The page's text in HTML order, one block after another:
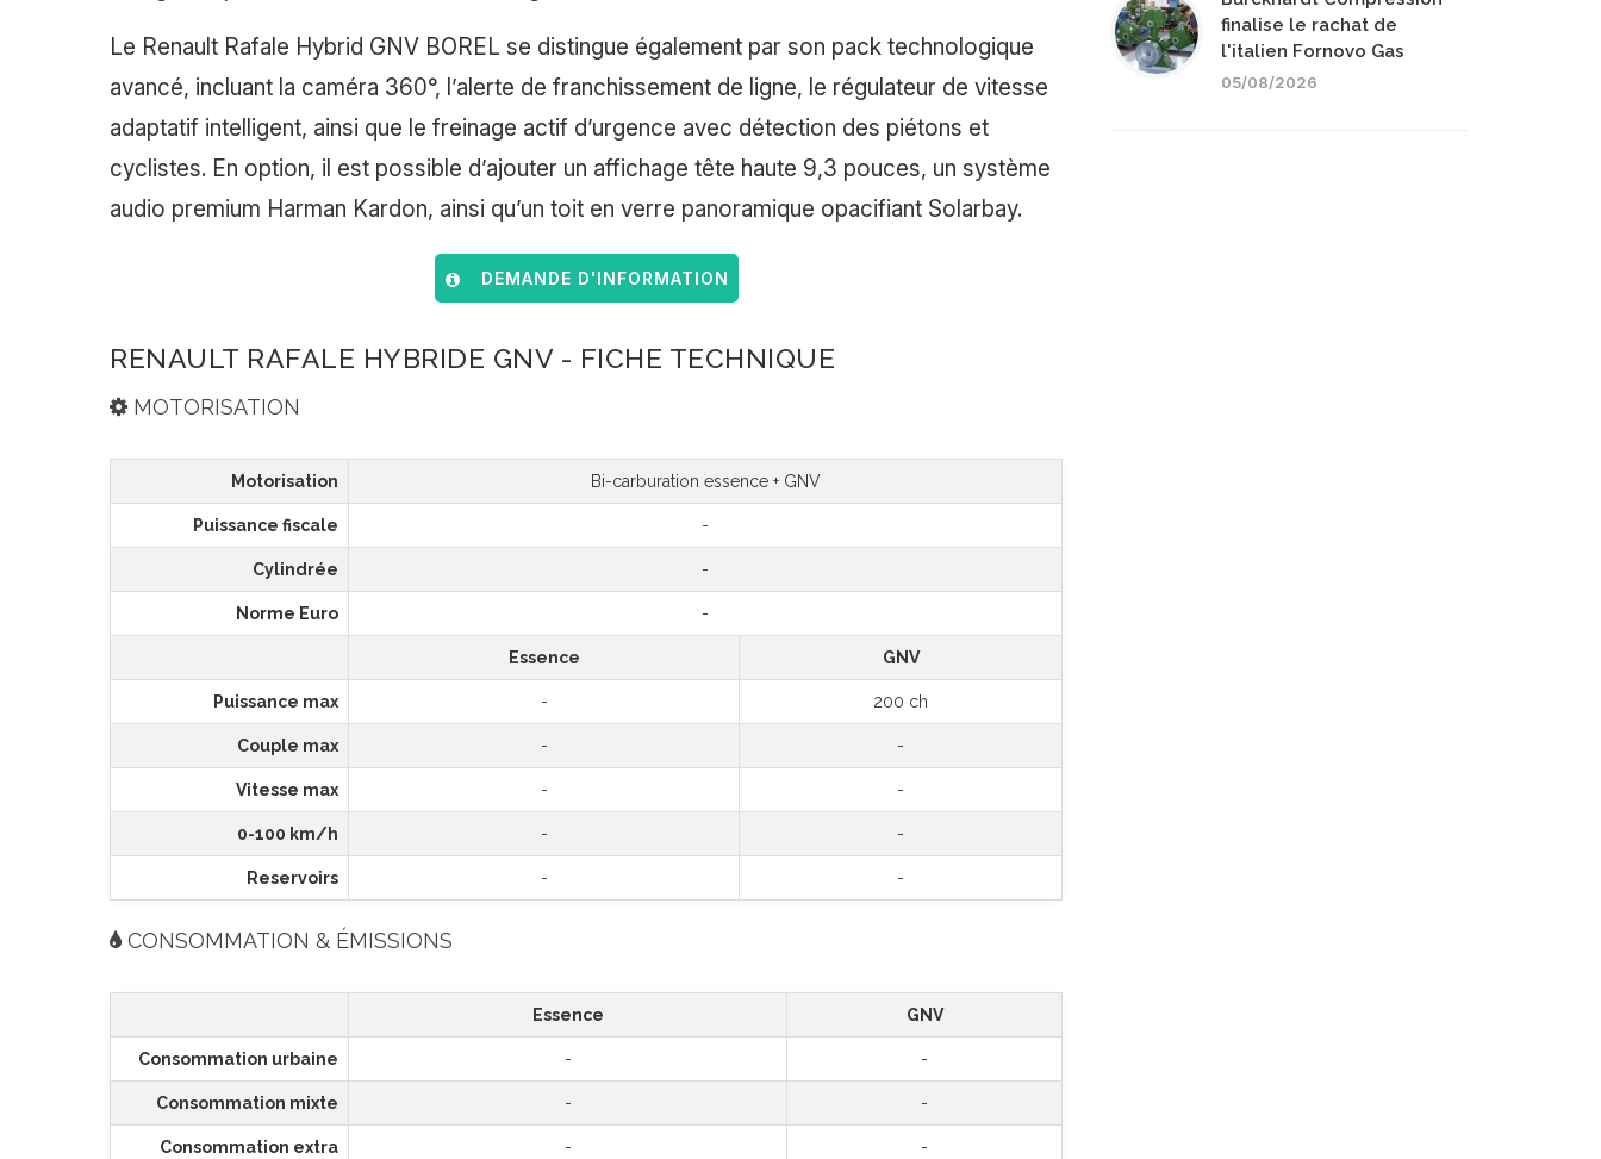
Le Renault Rafale Hybrid GNV BOREL se distingue également par son pack technologique
avancé, incluant la caméra 360°, l’alerte de franchissement de ligne, le régulateur de vitesse
adaptatif intelligent, ainsi que le freinage actif d’urgence avec détection des piétons et
cyclistes. En option, il est possible d’ajouter un affichage tête haute 9,3 pouces, un système
audio premium Harman Kardon, ainsi qu’un toit en verre panoramique opacifiant Solarbay.
DEMANDE D'INFORMATION
RENAULT RAFALE HYBRIDE GNV - FICHE TECHNIQUE
MOTORISATION
Motorisation Bi-carburation essence + GNV
Puissance fiscale -
Cylindrée -
Norme Euro -
Essence GNV
Puissance max - 200 ch
Couple max - -
Vitesse max - -
0-100 km/h - -
Reservoirs - -
CONSOMMATION & ÉMISSIONS
Essence GNV
Consommation urbaine - -
Consommation mixte - -
Consommation extra
- -
finalise le rachat de
l'italien Fornovo Gas
05/08/2026